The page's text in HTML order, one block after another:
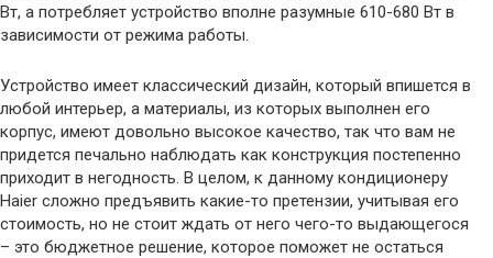
Вт, а потребляет устройство вполне разумные 610-680 Вт в
зависимости от режима работы.
Устройство имеет классический дизайн, который впишется в
любой интерьер, а материалы, из которых выполнен его
корпус, имеют довольно высокое качество, так что вам не
придется печально наблюдать как конструкция постепенно
приходит в негодность. В целом, к данному кондиционеру
Haier сложно предъявить какие-то претензии, учитывая его
стоимость, но не стоит ждать от него чего-то выдающегося
– это бюджетное решение, которое поможет не остаться